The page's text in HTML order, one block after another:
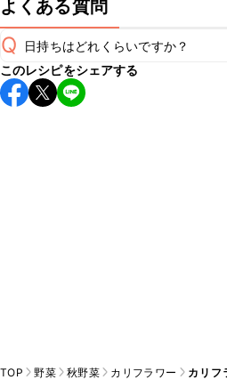
よくある質問
Q 日持ちはどれくらいですか？
保存期間は冷蔵で翌日中が目安で
し上がりください。
このレシピをシェアする
TOP 野菜 秋野菜 カリフラワー カリフ